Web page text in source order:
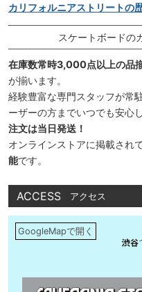
カリフォルニアストリートの
スケートボードの
在庫数常時3,000点以上の品
が揃います。
経験豊富な専門スタッフが常
ーザーの方までいつでも安心
注文は当日発送！
オンラインストアに掲載され
能です。
ACCESS アクセス
GoogleMapで開く